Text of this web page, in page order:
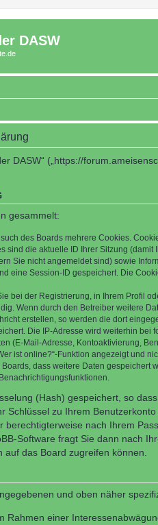
DASW
DASW“ („https://
gesammelt:
des Boards mehrere Cookies.
sind die aktuelle ID Ihrer Sitzung
Sie nicht angemeldet sind) sowie
eine Session-ID gespeichert. Die
bei der Registrierung, in Ihrem Profil
Wenn durch den Betreiber weitere
erstellen, so werden die dort
Die IP-Adresse wird weiterhin
(E-Mail-Adresse, Kontoaktivierung,
ist online?“-Funktion angezeigt und
dass weitere Daten
(Hash) gespeichert, so
Schlüssel zu Ihrem
nach Ihrem
Software fragt Sie dann nach
auf das Board zugreifen können.
und oben näher
Rahmen einer